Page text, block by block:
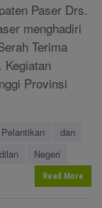
Paser Drs.
menghadiri
Terima
Kegiatan
Provinsi
Pelantikan
dan
Negeri
Read More